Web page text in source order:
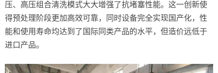
压、高压组合清洗模式大大增强了抗堵塞性能。这一创新使
得预处理阶段更加高效可靠，同时设备完全实现国产化，性
能和使用寿命均达到了国际同类产品的水平，但造价远低于
进口产品。